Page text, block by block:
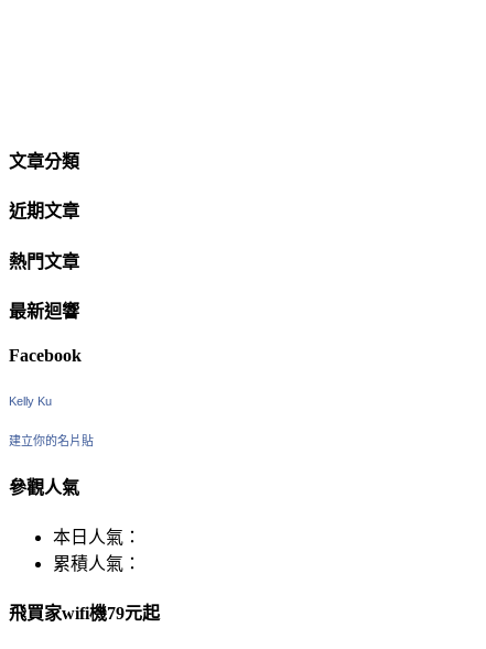
文章分類
近期文章
熱門文章
最新迴響
Facebook
Kelly Ku
建立你的名片貼
參觀人氣
本日人氣：
累積人氣：
飛買家wifi機79元起